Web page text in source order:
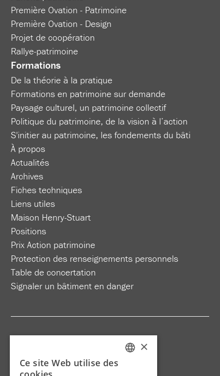
Première Ovation - Patrimoine
Première Ovation - Design
Projet de coopération
Rallye-patrimoine
Formations
De la théorie à la pratique
Formations en patrimoine sur demande
Paysage culturel, un patrimoine collectif
Politique du patrimoine, de la vision à l’action
S'initier au patrimoine, les fondements du bâti
À propos
Actualités
Archives
Fiches techniques
Liens utiles
Maison Henry-Stuart
Positions
Prix Action patrimoine
Protection des renseignements personnels
Table de concertation
Signaler un bâtiment en danger
Site web :Agence ink
Typographie : Rural par Joël Passieux
Photographies : Pierre Lahoud
×
Ce site Web utilise des